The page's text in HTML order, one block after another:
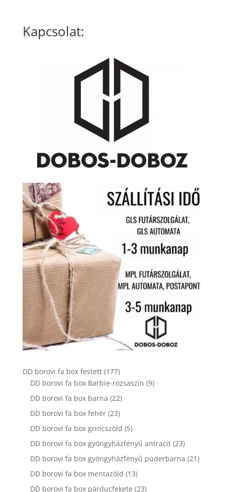
Kapcsolat:
DD borovi fa box festett 177177
termék
DD borovi fa box Barbie-rózsaszín 99
DD borovi fa box barna 2222
termék
DD borovi fa box fehér 2323
termék
DD borovi fa box grincszöld 55
termék
DD borovi fa box gyöngyházfényű antracit 2323
termék
DD borovi fa box gyöngyházfényű púderbarna 2121
DD borovi fa box mentazöld 1313
termék
DD borovi fa box párducfekete 2323